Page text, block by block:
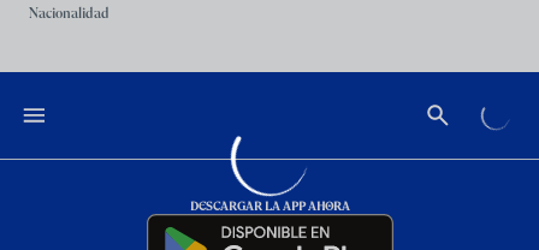
Nacionalidad
DESCARGAR LA APP AHORA